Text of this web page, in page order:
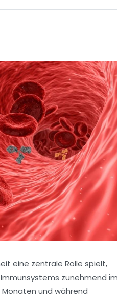
eine zentrale Rolle spielt,
zunehmend
und während